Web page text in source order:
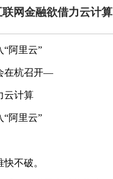
联网金融欲借力云计算
“阿里云”
在杭召开—
云计算
“阿里云”
不破。